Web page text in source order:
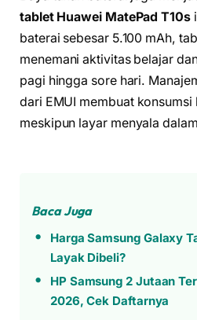
tablet Huawei MatePad T10s
baterai sebesar 5.100 mAh,
menemani aktivitas belajar
pagi hingga sore hari.
dari EMUI membuat
meskipun layar menyala
Baca Juga
Harga Samsung Galaxy
Layak Dibeli?
HP Samsung 2 Jutaan
2026, Cek Daftarnya